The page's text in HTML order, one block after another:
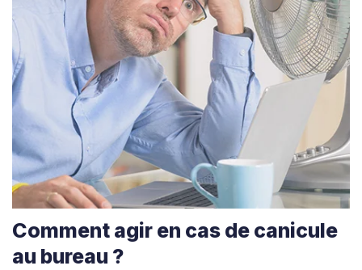
Comment agir en cas de canicule
au bureau ?